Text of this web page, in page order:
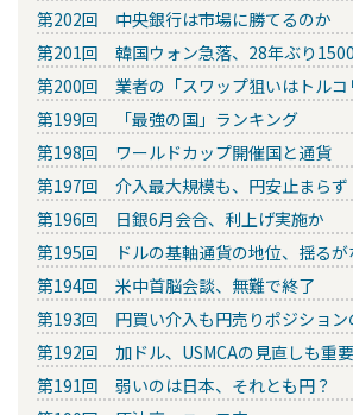
第202回 中央銀行は市場に勝てるのか
第201回 韓国ウォン急落、28年ぶり
第200回 業者の「スワップ狙いはトルコ
第199回 「最強の国」ランキング
第198回 ワールドカップ開催国と通貨
第197回 介入最大規模も、円安止まらず
第196回 日銀6月会合、利上げ実施か
第195回 ドルの基軸通貨の地位、揺るが
第194回 米中首脳会談、無難で終了
第193回 円買い介入も円売りポジション
第192回 加ドル、USMCAの見直しも重
第191回 弱いのは日本、それとも円？